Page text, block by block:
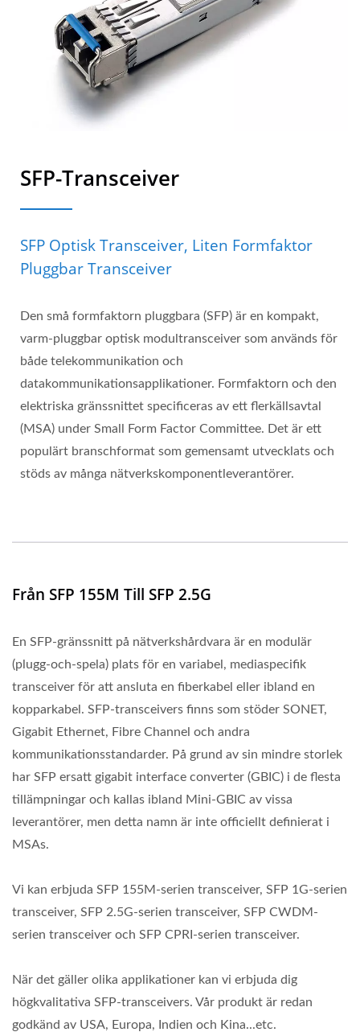
SFP-Transceiver
SFP Optisk Transceiver, Liten Formfaktor
Pluggbar Transceiver
Den små formfaktorn pluggbara (SFP) är en kompakt,
varm-pluggbar optisk modultransceiver som används för
både telekommunikation och
datakommunikationsapplikationer. Formfaktorn och den
elektriska gränssnittet specificeras av ett flerkällsavtal
(MSA) under Small Form Factor Committee. Det är ett
populärt branschformat som gemensamt utvecklats och
stöds av många nätverkskomponentleverantörer.
Från SFP 155M Till SFP 2.5G
En SFP-gränssnitt på nätverkshårdvara är en modulär
(plugg-och-spela) plats för en variabel, mediaspecifik
transceiver för att ansluta en fiberkabel eller ibland en
kopparkabel. SFP-transceivers finns som stöder SONET,
Gigabit Ethernet, Fibre Channel och andra
kommunikationsstandarder. På grund av sin mindre storlek
har SFP ersatt gigabit interface converter (GBIC) i de flesta
tillämpningar och kallas ibland Mini-GBIC av vissa
leverantörer, men detta namn är inte officiellt definierat i
MSAs.
Vi kan erbjuda SFP 155M-serien transceiver, SFP 1G-serien
transceiver, SFP 2.5G-serien transceiver, SFP CWDM-
serien transceiver och SFP CPRI-serien transceiver.
När det gäller olika applikationer kan vi erbjuda dig
högkvalitativa SFP-transceivers. Vår produkt är redan
godkänd av USA, Europa, Indien och Kina...etc.